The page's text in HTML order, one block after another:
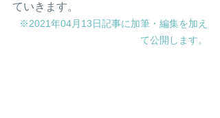
ていきます。
※2021年04月13日記事に加筆・編集を加え
て公開します。